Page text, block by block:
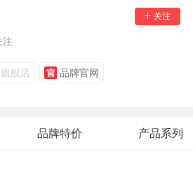
注
舰店 品牌官网
品牌特价 产品系列